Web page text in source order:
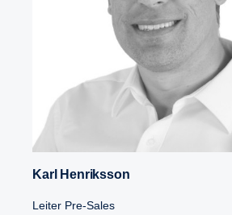
Karl Henriksson
Leiter Pre-Sales